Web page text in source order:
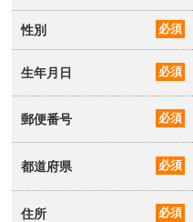
性別 必須
生年月日 必須
郵便番号 必須
都道府県 必須
住所 必須